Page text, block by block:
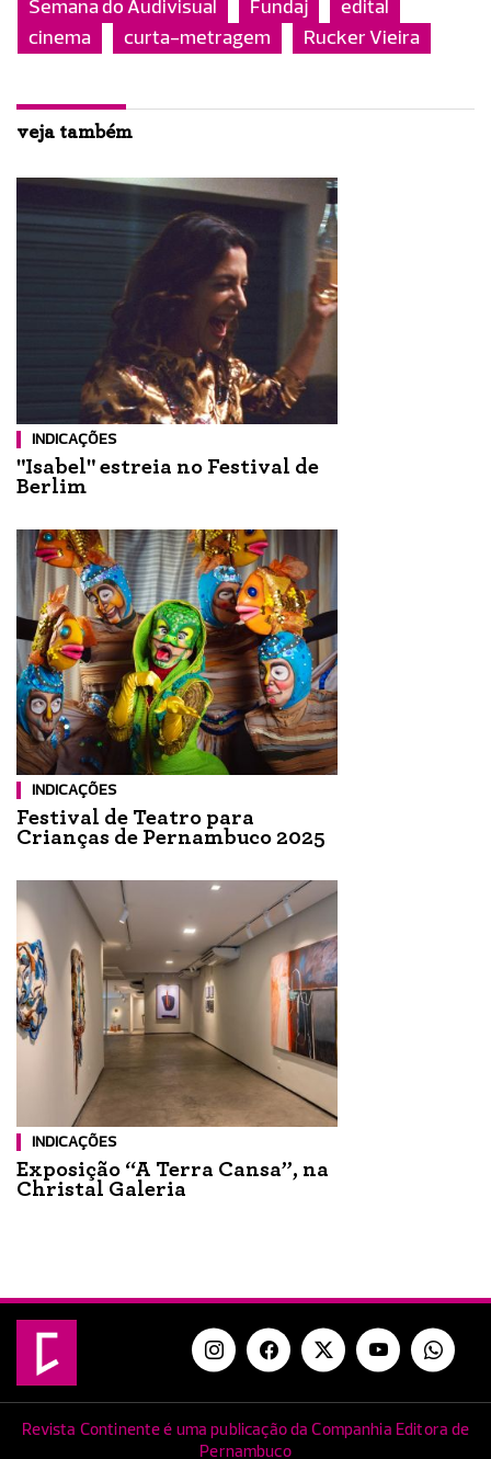
Semana do Audivisual Fundaj
edital
cinema
curta-metragem Rucker Vieira
veja também
INDICAÇÕES
"Isabel" estreia no Festival de
Berlim
INDICAÇÕES
Festival de Teatro para
Crianças de Pernambuco 2025
INDICAÇÕES
Exposição “A Terra Cansa”, na
Christal Galeria
Revista Continente é uma publicação da Companhia Editora de
Pernambuco